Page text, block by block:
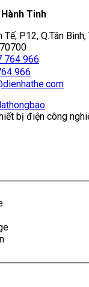
Tinh
Tế, P12, Q.Tân Bình,
764 966
966
bị điện công